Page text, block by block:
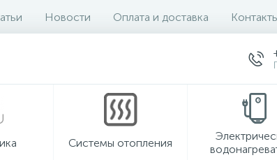
Новости Оплата и доставка
Системы отопления